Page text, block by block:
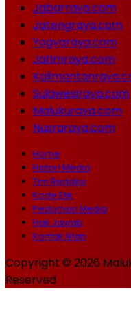
Jabarraya.com
Jatengraya.com
Yogyaraya.com
Jatimraya.com
Sulawesiraya.com
Malukuraya.com
Nusraraya.com
Home
Histori Media
Tim Redaksi
Kode Etik
Pedoman Media
Hak Jawab
Kontak Iklan
Copyright © 2026
Reserved